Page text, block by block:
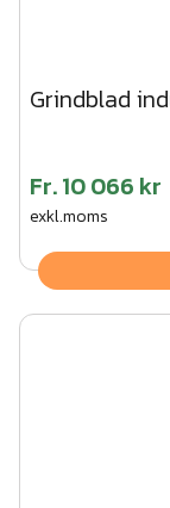
Grindblad
Fr.10 066 kr
exkl.moms